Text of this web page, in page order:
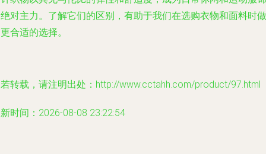
对主力。了解它们的区别，有助于我们在选购衣物和面料时做
合适的选择。
转载，请注明出处：http://www.cctahh.com/product/97.html
时间：2026-08-08 23:22:54